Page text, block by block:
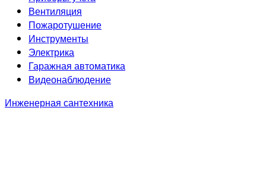
Вентиляция
Пожаротушение
Инструменты
Электрика
Гаражная автоматика
Видеонаблюдение
Инженерная сантехника